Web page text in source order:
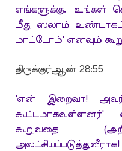
எங்களுக்கு. உங்கள்
மீது ஸலாம்
மாட்டோம்' எனவும்
திருக்குர்ஆன் 28:55
'என் இறைவா!
கூறுவதை